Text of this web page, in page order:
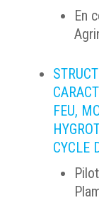
En
FEU,
CYCLE